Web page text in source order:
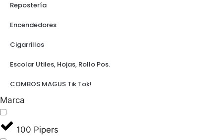
Repostería
Encendedores
Cigarrillos
Escolar Utiles, Hojas, Rollo Pos.
COMBOS MAGUS Tik Tok!
Marca
100 Pipers